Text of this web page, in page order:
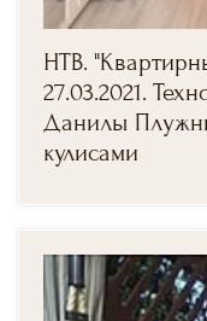
НТВ.
27.03.2021.
Данилы
кулисами